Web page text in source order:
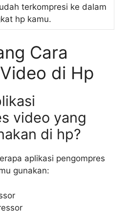
terkompresi ke dalam
hp kamu.
Cara
di Hp
video yang
di hp?
aplikasi pengompres
gunakan: